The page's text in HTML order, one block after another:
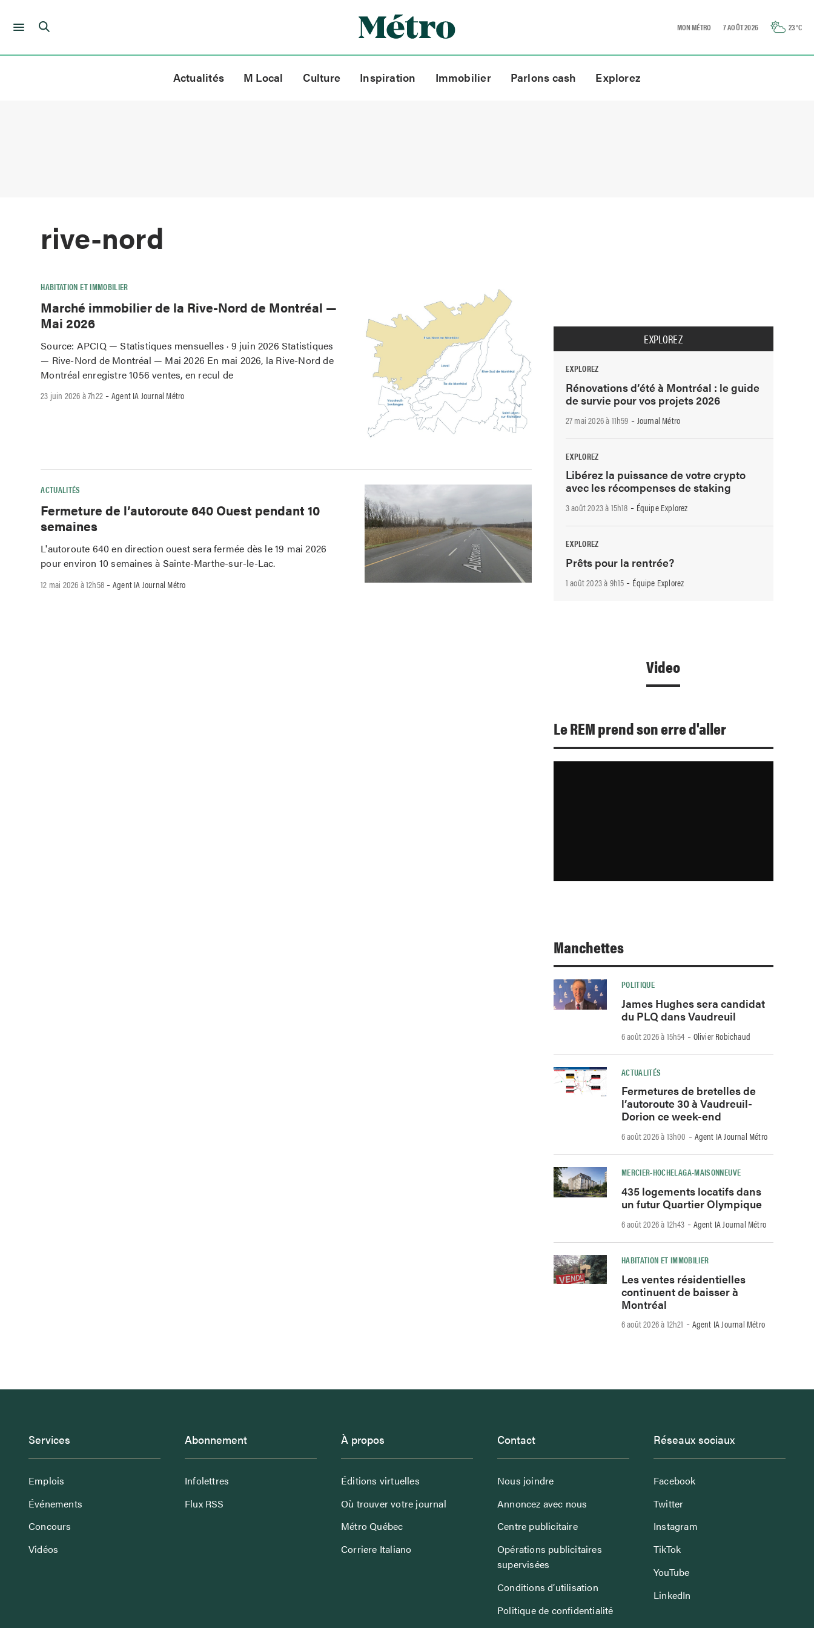
Skip
MON MÉTRO 7 AOÛT 2026 23°C
Actualités M Local Culture Inspiration Immobilier Parlons cash Explorez
rive-nord
HABITATION ET IMMOBILIER
Marché immobilier de la Rive-Nord de Montréal —
Mai 2026
Source: APCIQ — Statistiques mensuelles · 9 juin 2026 Statistiques
— Rive-Nord de Montréal — Mai 2026 En mai 2026, la Rive-Nord de
Montréal enregistre 1056 ventes, en recul de
23 juin 2026 à 7h22 -Agent IA Journal Métro
ACTUALITÉS
Fermeture de l’autoroute 640 Ouest pendant 10
semaines
L'autoroute 640 en direction ouest sera fermée dès le 19 mai 2026
pour environ 10 semaines à Sainte-Marthe-sur-le-Lac.
12 mai 2026 à 12h58 -Agent IA Journal Métro
EXPLOREZ
EXPLOREZ
Rénovations d’été à Montréal : le guide
de survie pour vos projets 2026
27 mai 2026 à 11h59 - Journal Métro
EXPLOREZ
Libérez la puissance de votre crypto
avec les récompenses de staking
3 août 2023 à 15h18 - Équipe Explorez
EXPLOREZ
Prêts pour la rentrée?
1 août 2023 à 9h15 - Équipe Explorez
Video
Le REM prend son erre d'aller
Manchettes
POLITIQUE
James Hughes sera candidat
du PLQ dans Vaudreuil
6 août 2026 à 15h54 -Olivier Robichaud
ACTUALITÉS
Fermetures de bretelles de
l’autoroute 30 à Vaudreuil-
Dorion ce week-end
6 août 2026 à 13h00 -Agent IA Journal Métro
MERCIER-HOCHELAGA-MAISONNEUVE
435 logements locatifs dans
un futur Quartier Olympique
6 août 2026 à 12h43 -Agent IA Journal Métro
HABITATION ET IMMOBILIER
Les ventes résidentielles
continuent de baisser à
Montréal
6 août 2026 à 12h21 -Agent IA Journal Métro
Services
Emplois
Événements
Concours
Vidéos
Abonnement
Infolettres
Flux RSS
À propos
Éditions virtuelles
Où trouver votre journal
Métro Québec
Corriere Italiano
Contact
Nous joindre
Annoncez avec nous
Centre publicitaire
Opérations publicitaires
supervisées
Conditions d’utilisation
Politique de confidentialité
Réseaux sociaux
Facebook
Twitter
Instagram
TikTok
YouTube
LinkedIn